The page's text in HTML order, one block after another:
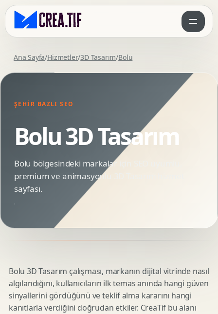
Ana Sayfa/Hizmetler/3D Tasarım/Bolu
ŞEHIR BAZLI SEO
Bolu 3D Tasarım
Bolu bölgesindeki markalar için SEO uyumlu,
premium ve animasyonlu 3D Tasarım hizmet
sayfası.
Bolu 3D Tasarım çalışması, markanın dijital vitrinde nasıl
algılandığını, kullanıcıların ilk temas anında hangi güven
sinyallerini gördüğünü ve teklif alma kararını hangi
kanıtlarla verdiğini doğrudan etkiler. CreaTif bu alanı